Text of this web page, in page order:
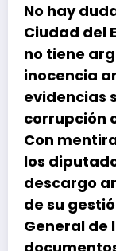
No hay
Ciudad del
no tiene
inocencia
evidencias
corrupción
Con
los
descargo
de su
General de